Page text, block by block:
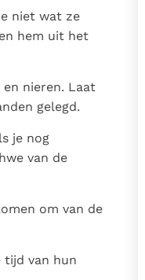
niet wat ze
hem uit het
nieren. Laat
gelegd.
je nog
van de
om van de
tijd van hun